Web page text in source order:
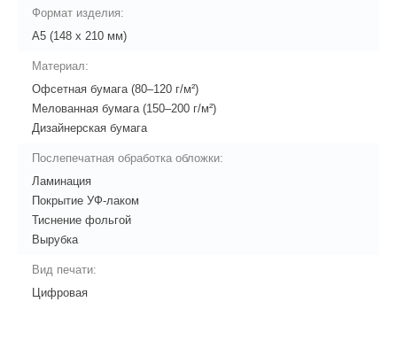
Формат изделия:
А5 (148 x 210 мм)
Материал:
Офсетная бумага (80–120 г/м²)
Мелованная бумага (150–200 г/м²)
Дизайнерская бумага
Послепечатная обработка обложки:
Ламинация
Покрытие УФ-лаком
Тиснение фольгой
Вырубка
Вид печати:
Цифровая